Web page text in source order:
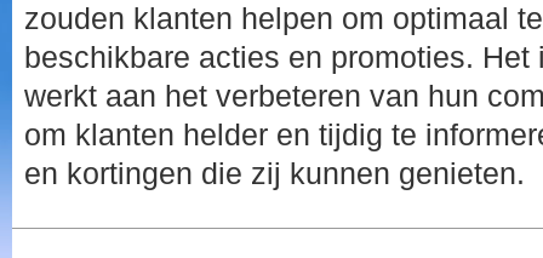
zouden klanten helpen om optimaal
beschikbare acties en promoties.
werkt aan het verbeteren van hun
om klanten helder en tijdig te
en kortingen die zij kunnen genieten.